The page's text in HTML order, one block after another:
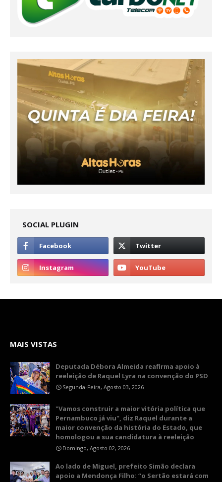
SOCIAL PLUGIN
MAIS VISTAS
Deputada Débora Almeida reafirma apoio à
reeleição de Raquel Lyra na convenção do PSD
Segunda-Feira, Agosto 03, 2026
"Vamos construir a maior vitória política que
Pernambuco já viu", diz Raquel durante a
maior convenção da história do Estado, que
homologou a sua candidatura à reeleição
Domingo, Agosto 02, 2026
Ao lado de Miguel, prefeito Simão declara
apoio a Mendonça Filho: “o Sertão estará com